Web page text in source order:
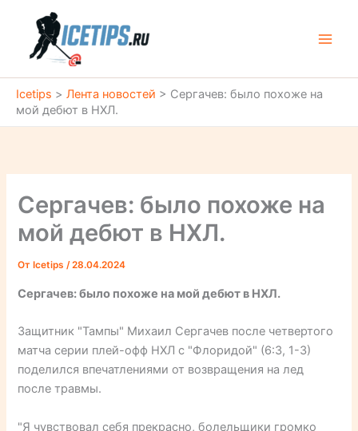
содержимому
Icetips > Лента новостей > Сергачев: было похоже на
мой дебют в НХЛ.
Сергачев: было похоже на
мой дебют в НХЛ.
От Icetips/28.04.2024
Сергачев: было похоже на мой дебют в НХЛ.
Защитник "Тампы" Михаил Сергачев после четвертого
матча серии плей-офф НХЛ с "Флоридой" (6:3, 1-3)
поделился впечатлениями от возвращения на лед
после травмы.
"Я чувствовал себя прекрасно, болельщики громко